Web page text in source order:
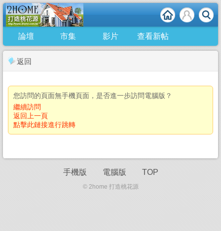
論壇 市集 影片 查看新帖
返回
您訪問的頁面無手機頁面，是否進一步訪問電腦版？
繼續訪問
返回上一頁
點擊此鏈接進行跳轉
手機版 電腦版 TOP
© 2home 打造桃花源